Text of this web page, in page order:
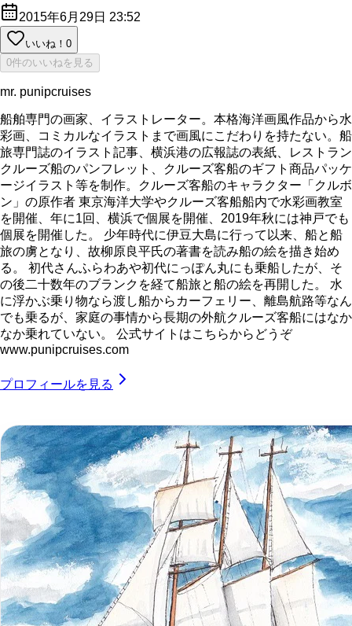
2015年6月29日 23:52
いいね！ 0
0件のいいねを見る
mr. punipcruises
船舶専門の画家、イラストレーター。本格海洋画風作品から水
彩画、コミカルなイラストまで画風にこだわりを持たない。船
旅専門誌のイラスト記事、横浜港の広報誌の表紙、レストラン
クルーズ船のパンフレット、クルーズ客船のギフト商品パッケ
ージイラスト等を制作。クルーズ客船のキャラクター「クルボ
ン」の原作者 東京海洋大学やクルーズ客船船内で水彩画教室
を開催、年に1回、横浜で個展を開催、2019年秋には神戸でも
個展を開催した。 少年時代に伊豆大島に行って以来、船と船
旅の虜となり、故柳原良平氏の著書を読み船の絵を描き始め
る。 初代さんふらわあや初代にっぽん丸にも乗船したが、そ
の後二十数年のブランクを経て船旅と船の絵を再開した。 水
に浮かぶ乗り物なら渡し船からカーフェリー、離島航路等なん
でも乗るが、家庭の事情から長期の外航クルーズ客船にはなか
なか乗れていない。 公式サイトはこちらからどうぞ
www.punipcruises.com
プロフィールを見る